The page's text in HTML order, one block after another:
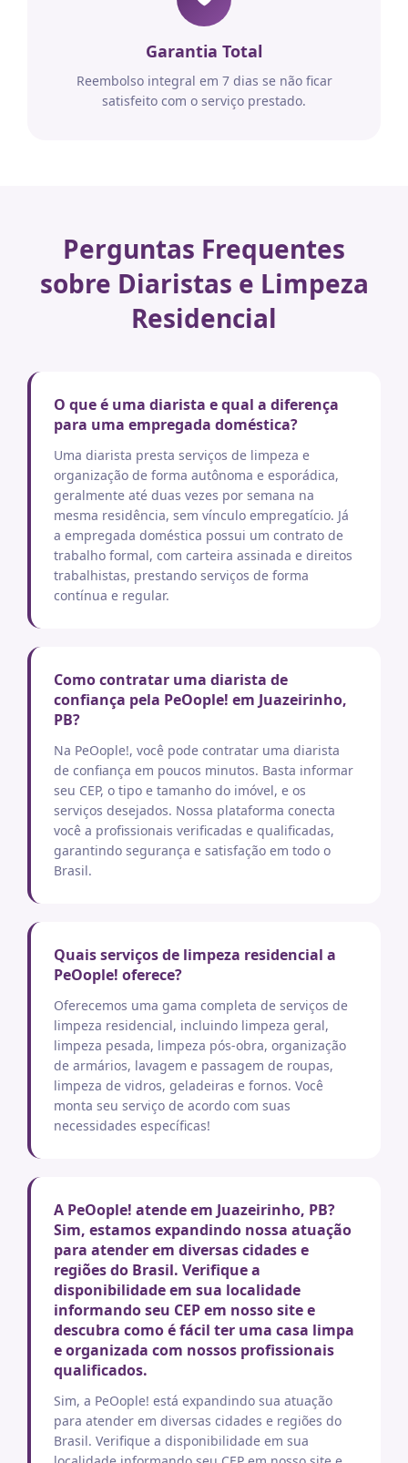
Garantia Total
Reembolso integral em 7 dias se não ficar
satisfeito com o serviço prestado.
Perguntas Frequentes
sobre Diaristas e Limpeza
Residencial
O que é uma diarista e qual a diferença
para uma empregada doméstica?
Uma diarista presta serviços de limpeza e
organização de forma autônoma e esporádica,
geralmente até duas vezes por semana na
mesma residência, sem vínculo empregatício. Já
a empregada doméstica possui um contrato de
trabalho formal, com carteira assinada e direitos
trabalhistas, prestando serviços de forma
contínua e regular.
Como contratar uma diarista de
confiança pela PeOople! em Juazeirinho,
PB?
Na PeOople!, você pode contratar uma diarista
de confiança em poucos minutos. Basta informar
seu CEP, o tipo e tamanho do imóvel, e os
serviços desejados. Nossa plataforma conecta
você a profissionais verificadas e qualificadas,
garantindo segurança e satisfação em todo o
Brasil.
Quais serviços de limpeza residencial a
PeOople! oferece?
Oferecemos uma gama completa de serviços de
limpeza residencial, incluindo limpeza geral,
limpeza pesada, limpeza pós-obra, organização
de armários, lavagem e passagem de roupas,
limpeza de vidros, geladeiras e fornos. Você
monta seu serviço de acordo com suas
necessidades específicas!
A PeOople! atende em Juazeirinho, PB?
Sim, estamos expandindo nossa atuação
para atender em diversas cidades e
regiões do Brasil. Verifique a
disponibilidade em sua localidade
informando seu CEP em nosso site e
descubra como é fácil ter uma casa limpa
e organizada com nossos profissionais
qualificados.
Sim, a PeOople! está expandindo sua atuação
para atender em diversas cidades e regiões do
Brasil. Verifique a disponibilidade em sua